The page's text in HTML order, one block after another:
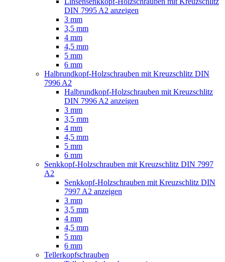
DIN 7995 A2 anzeigen
3 mm
3,5 mm
4 mm
4,5 mm
5 mm
6 mm
Halbrundkopf-Holzschrauben mit Kreuzschlitz DIN
7996 A2
Halbrundkopf-Holzschrauben mit Kreuzschlitz
DIN 7996 A2 anzeigen
3 mm
3,5 mm
4 mm
4,5 mm
5 mm
6 mm
Senkkopf-Holzschrauben mit Kreuzschlitz DIN 7997
A2
Senkkopf-Holzschrauben mit Kreuzschlitz DIN
7997 A2 anzeigen
3 mm
3,5 mm
4 mm
4,5 mm
5 mm
6 mm
Tellerkopfschrauben